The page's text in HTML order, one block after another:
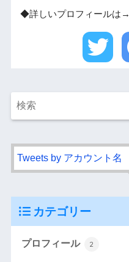
◆詳しいプロフィールは→
Tweets by アカウント名
カテゴリー
プロフィール 2